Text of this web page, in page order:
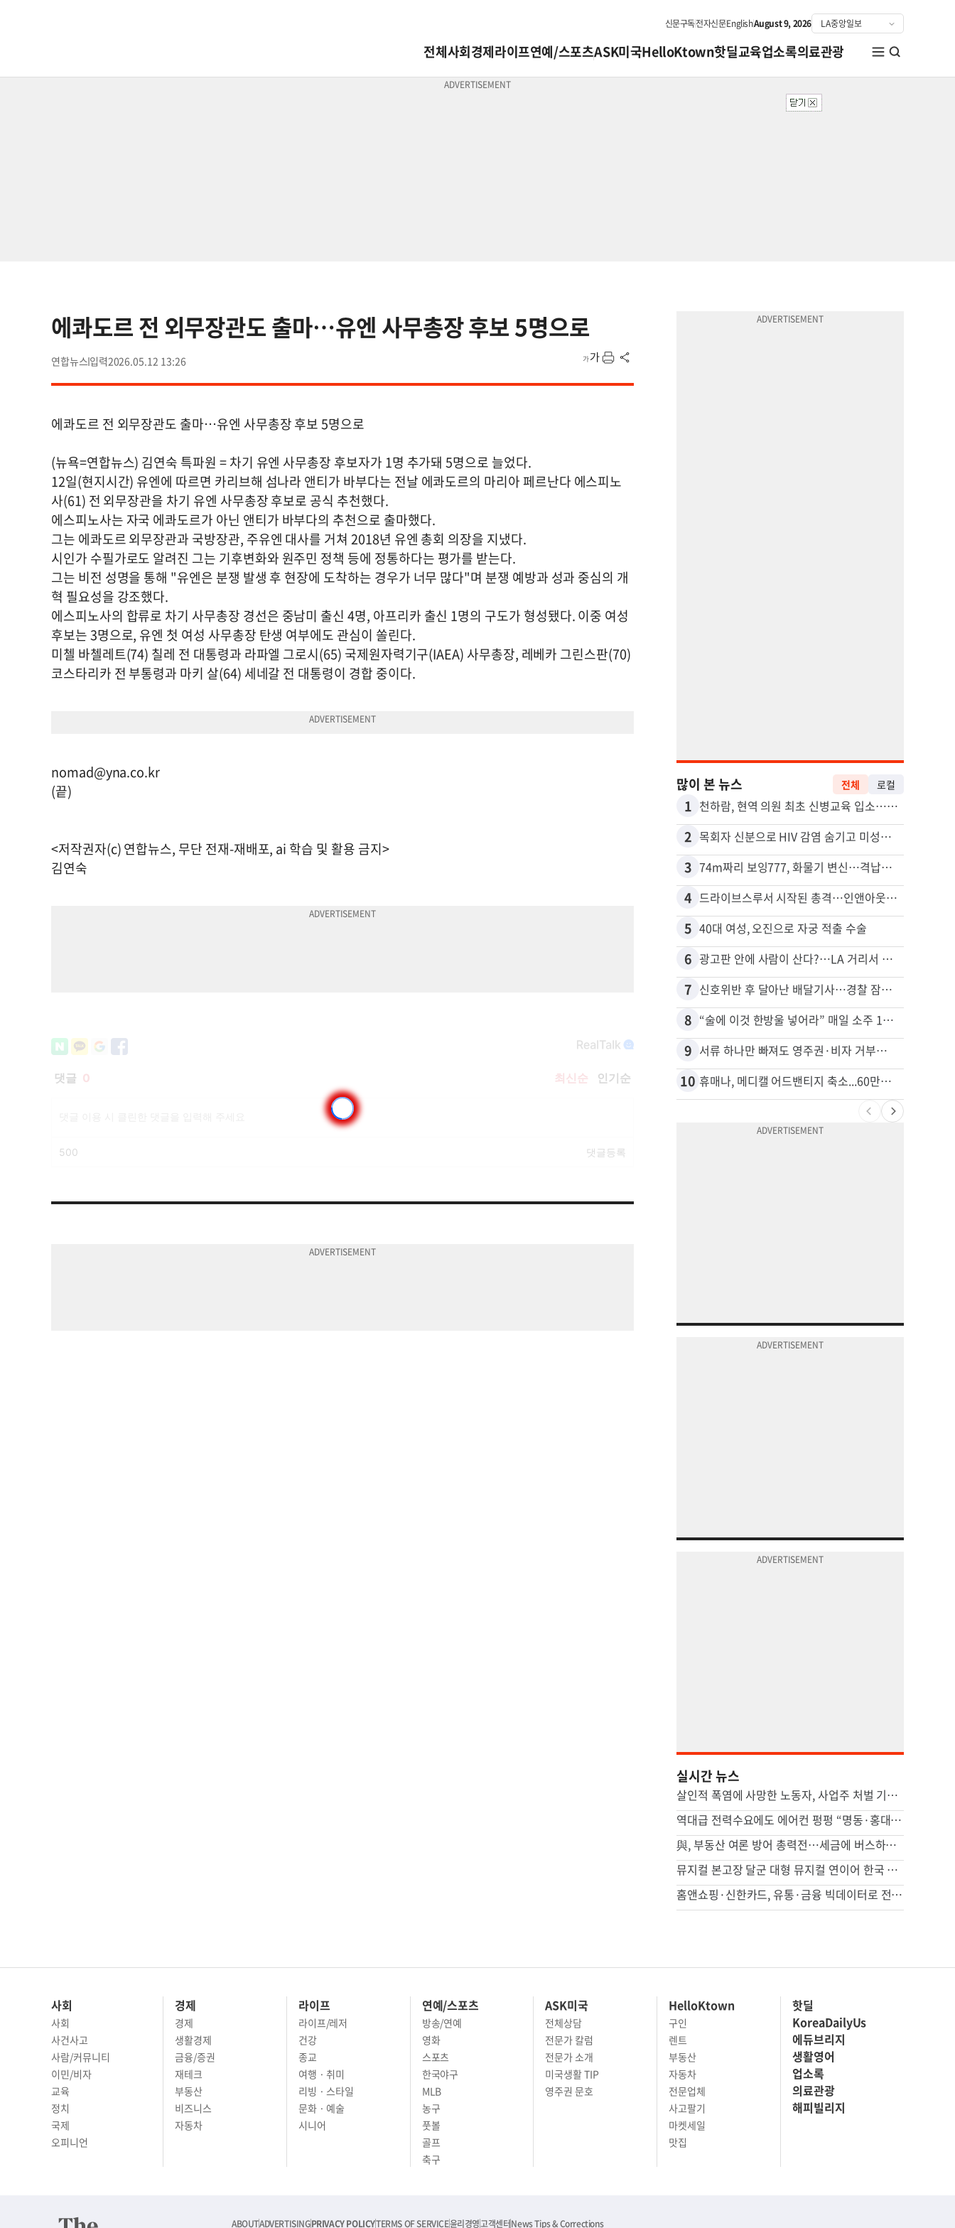
신문구독전자신문EnglishAugust 9, 2026
전체사회경제라이프연예/스포츠ASK미국HelloKtown핫딜교육업소록의료관광
에콰도르 전 외무장관도 출마…유엔 사무총장 후보 5명으로
연합뉴스 2026.05.12 13:26
에콰도르 전 외무장관도 출마…유엔 사무총장 후보 5명으로
(뉴욕=연합뉴스) 김연숙 특파원 = 차기 유엔 사무총장 후보자가 1명 추가돼 5명으로 늘었다.
12일(현지시간) 유엔에 따르면 카리브해 섬나라 앤티가 바부다는 전날 에콰도르의 마리아 페르난다 에스피노
사(61) 전 외무장관을 차기 유엔 사무총장 후보로 공식 추천했다.
에스피노사는 자국 에콰도르가 아닌 앤티가 바부다의 추천으로 출마했다.
그는 에콰도르 외무장관과 국방장관, 주유엔 대사를 거쳐 2018년 유엔 총회 의장을 지냈다.
시인가 수필가로도 알려진 그는 기후변화와 원주민 정책 등에 정통하다는 평가를 받는다.
그는 비전 성명을 통해 "유엔은 분쟁 발생 후 현장에 도착하는 경우가 너무 많다"며 분쟁 예방과 성과 중심의 개
혁 필요성을 강조했다.
에스피노사의 합류로 차기 사무총장 경선은 중남미 출신 4명, 아프리카 출신 1명의 구도가 형성됐다. 이중 여성
후보는 3명으로, 유엔 첫 여성 사무총장 탄생 여부에도 관심이 쏠린다.
미첼 바첼레트(74) 칠레 전 대통령과 라파엘 그로시(65) 국제원자력기구(IAEA) 사무총장, 레베카 그린스판(70)
코스타리카 전 부통령과 마키 살(64) 세네갈 전 대통령이 경합 중이다.
nomad@yna.co.kr
(끝)
<저작권자(c) 연합뉴스, 무단 전재-재배포, ai 학습 및 활용 금지>
김연숙
많이 본 뉴스 전체 로컬
1 천하람, 현역 의원 최초 신병교육 입소…논산서 2박3일 생활
2 목회자 신분으로 HIV 감염 숨기고 미성년자와 성관계
3 74m짜리 보잉777, 화물기 변신…격납고서 ‘보물’ 찾는 인천공항
4 드라이브스루서 시작된 총격…인앤아웃 참사 영상 공개
5 40대 여성, 오진으로 자궁 적출 수술
6 광고판 안에 사람이 산다?…LA 거리서 화제
7 신호위반 후 달아난 배달기사…경찰 잠복해 잡고보니 ‘반전’
8 “술에 이것 한방울 넣어라” 매일 소주 1병 까는 91세의 철칙
9 서류 하나만 빠져도 영주권·비자 거부…심사관 재량권 대폭 확대
10 휴매나, 메디캘 어드밴티지 축소...60만명 플랜 상실 위기
실시간 뉴스
살인적 폭염에 사망한 노동자, 사업주 처벌 기준은 ‘물·휴식’
역대급 전력수요에도 에어컨 펑펑 “명동·홍대·강남, 매장 10곳 중 6곳 개문냉방”
與, 부동산 여론 방어 총력전…세금에 버스하우스 논란까지
뮤지컬 본고장 달군 대형 뮤지컬 연이어 한국 무대로
홈앤쇼핑·신한카드, 유통·금융 빅데이터로 전통시장 활성화 모색
사회
사회
사건사고
사람/커뮤니티
이민/비자
교육
정치
국제
오피니언
경제
경제
생활경제
금융/증권
재테크
부동산
비즈니스
자동차
라이프
라이프/레저
건강
종교
여행 · 취미
리빙 · 스타일
문화 · 예술
시니어
연예/스포츠
방송/연예
영화
스포츠
한국야구
MLB
농구
풋볼
골프
축구
ASK미국
전체상담
전문가 칼럼
전문가 소개
미국생활 TIP
영주권 문호
HelloKtown
구인
렌트
부동산
자동차
전문업체
사고팔기
마켓세일
맛집
핫딜
KoreaDailyUs
에듀브리지
생활영어
업소록
의료관광
해피빌리지
ABOUTADVERTISINGPRIVACY POLICYTERMS OF SERVICE윤리경영고객센터News Tips & Corrections